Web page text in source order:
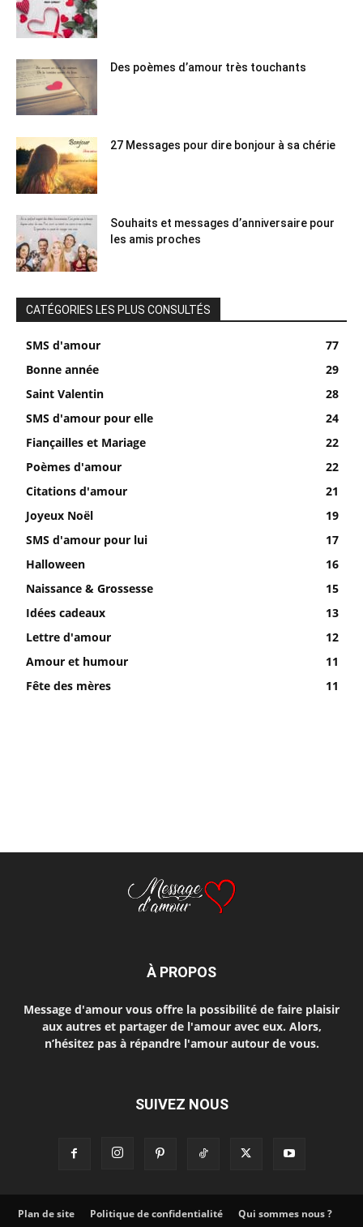
Des poèmes d’amour très touchants
27 Messages pour dire bonjour à sa chérie
Souhaits et messages d’anniversaire pour
les amis proches
CATÉGORIES LES PLUS CONSULTÉS
SMS d'amour
77
Bonne année
29
Saint Valentin
28
SMS d'amour pour elle
24
Fiançailles et Mariage
22
Poèmes d'amour
22
Citations d'amour
21
Joyeux Noël
19
SMS d'amour pour lui
17
Halloween
16
Naissance & Grossesse
15
Idées cadeaux
13
Lettre d'amour
12
Amour et humour
11
Fête des mères
11
À PROPOS
Message d'amour vous offre la possibilité de faire plaisir
aux autres et partager de l'amour avec eux. Alors,
n’hésitez pas à répandre l'amour autour de vous.
SUIVEZ NOUS
Plan de site Politique de confidentialité
Qui sommes nous ?